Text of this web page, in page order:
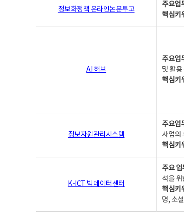
정보화정책 온라인논문투고
주요업
핵심키
AI 허브
주요업
및 활용
핵심키
정보자원관리시스템
주요업
사업의
핵심키
K-ICT 빅데이터센터
주요 업
석을 위
핵심키
명, 소